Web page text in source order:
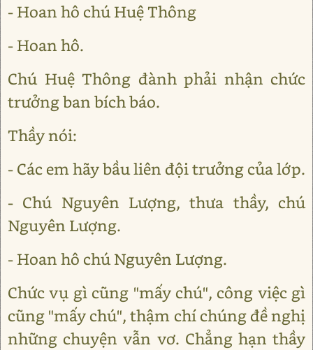
- Hoan hô chú Huệ Thông
- Hoan hô.
Chú Huệ Thông đành phải nhận chức
trưởng ban bích báo.
Thầy nói:
- Các em hãy bầu liên đội trưởng của lớp.
- Chú Nguyên Lượng, thưa thầy, chú
Nguyên Lượng.
- Hoan hô chú Nguyên Lượng.
Chức vụ gì cũng "mấy chú", công việc gì
cũng "mấy chú", thậm chí chúng đề nghị
những chuyện vẫn vơ. Chẳng hạn thầy